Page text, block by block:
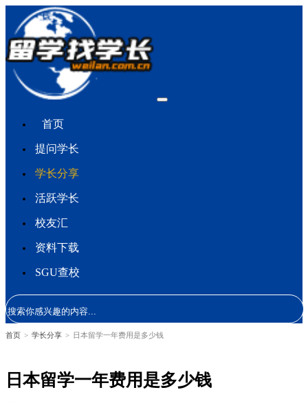
首页
提问学长
学长分享
活跃学长
校友汇
资料下载
SGU查校
首页 > 学长分享 > 日本留学一年费用是多少钱
日本留学一年费用是多少钱